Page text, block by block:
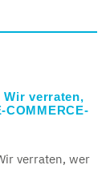
verraten,
verraten, wer